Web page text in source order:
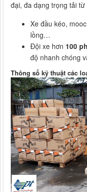
đại, đa dạng trọng tải từ
Xe đầu kéo,
lồng…
Đội xe hơn 100
độ nhanh chóng
Thông số kỹ thuật các